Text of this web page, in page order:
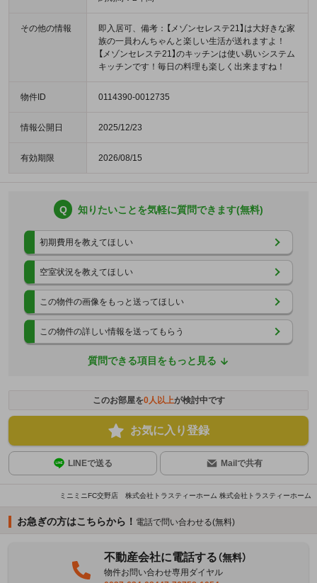
その他の情報
即入居可、備考：【メゾンセレステ21】は大好きな家
族の一員わんちゃんと楽しい生活が送れますよ！
【メゾンセレステ21】のキッチンは使い易いシステム
キッチンです！毎日の料理も楽しく出来ますね！
物件ID 0114390-0012735
情報公開日 2025/12/23
有効期限 2026/08/15
Q 知りたいことを気軽に質問できます(無料)
初期費用を教えてほしい
空室状況を教えてほしい
この物件の画像をもっと送ってほしい
この物件の詳しい情報を送ってもらう
質問できる項目をもっと見る
このお部屋を0人以上が検討中です
お気に入り登録
LINEで送る Mailで共有
ミニミニFC交野店 株式会社トラスティーホーム 株式会社トラスティーホーム
お急ぎの方はこちらから！ 電話で問い合わせる(無料)
不動産会社に電話する（無料）
物件お問い合わせ専用ダイヤル